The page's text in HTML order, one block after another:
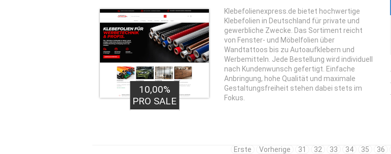
10,00%
PRO SALE
Klebefolienexpress.de bietet hochwertige
Klebefolien in Deutschland für private und
gewerbliche Zwecke. Das Sortiment reicht
von Fenster- und Möbelfolien über
Wandtattoos bis zu Autoaufklebern und
Werbemitteln. Jede Bestellung wird individuell
nach Kundenwunsch gefertigt. Einfache
Anbringung, hohe Qualität und maximale
Gestaltungsfreiheit stehen dabei stets im
Fokus.
Erste Vorherige 31 32 33 34 35 36